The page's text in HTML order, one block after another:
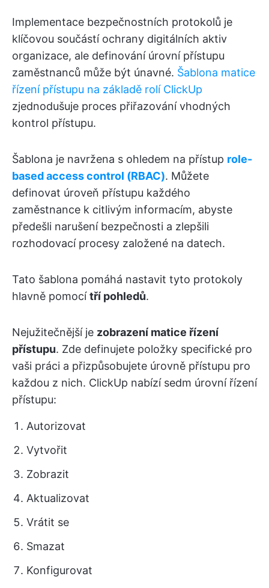
Implementace bezpečnostních protokolů je
klíčovou součástí ochrany digitálních aktiv
organizace, ale definování úrovní přístupu
zaměstnanců může být únavné. Šablona matice
řízení přístupu na základě rolí ClickUp
zjednodušuje proces přiřazování vhodných
kontrol přístupu.
Šablona je navržena s ohledem na přístup role-
based access control (RBAC). Můžete
definovat úroveň přístupu každého
zaměstnance k citlivým informacím, abyste
předešli narušení bezpečnosti a zlepšili
rozhodovací procesy založené na datech.
Tato šablona pomáhá nastavit tyto protokoly
hlavně pomocítří pohledů.
Nejužitečnější je zobrazení matice řízení
přístupu. Zde definujete položky specifické pro
vaši práci a přizpůsobujete úrovně přístupu pro
každou z nich. ClickUp nabízí sedm úrovní řízení
přístupu:
Autorizovat
Vytvořit
Zobrazit
Aktualizovat
Vrátit se
Smazat
Konfigurovat